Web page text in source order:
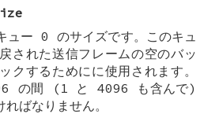
ュー 0 のサイズです。このキュ
された送信フレームの空のバッ
クするためにに使用されます。
の間 (1 と 4096 も含んで)
ばなりません。